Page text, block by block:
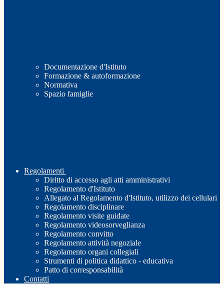
Documentazione d'Istituto
Formazione & autoformazione
Normativa
Spazio famiglie
Regolamenti
Diritto di accesso agli atti amministrativi
Regolamento d'Istituto
Allegato al Regolamento d'Istituto, utilizzo dei cellulari
Regolamento disciplinare
Regolamento visite guidate
Regolamento videosorveglianza
Regolamento convitto
Regolamento attività negoziale
Regolamento organi collegiali
Strumenti di politica didattico - educativa
Patto di corresponsabilità
Contatti